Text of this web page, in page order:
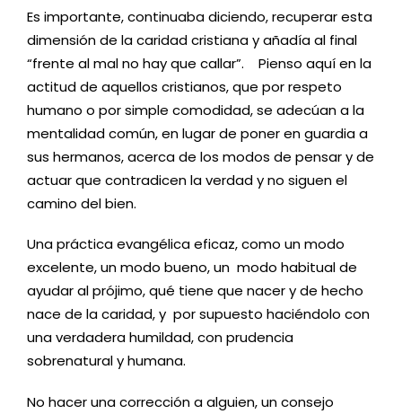
Es importante, continuaba diciendo, recuperar esta
dimensión de la caridad cristiana y añadía al final
“frente al mal no hay que callar”. Pienso aquí en la
actitud de aquellos cristianos, que por respeto
humano o por simple comodidad, se adecúan a la
mentalidad común, en lugar de poner en guardia a
sus hermanos, acerca de los modos de pensar y de
actuar que contradicen la verdad y no siguen el
camino del bien.
Una práctica evangélica eficaz, como un modo
excelente, un modo bueno, un modo habitual de
ayudar al prójimo, qué tiene que nacer y de hecho
nace de la caridad, y por supuesto haciéndolo con
una verdadera humildad, con prudencia
sobrenatural y humana.
No hacer una corrección a alguien, un consejo